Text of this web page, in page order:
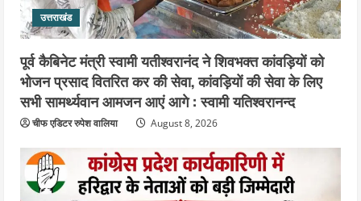
उत्तराखंड
पूर्व कैबिनेट मंत्री स्वामी यतीश्वरानंद ने शिवभक्त कांवड़ियों को
भोजन प्रसाद वितरित कर की सेवा, कांवड़ियों की सेवा के लिए
सभी सामर्थ्यवान आमजन आएं आगे : स्वामी यतिश्वरानन्द
चीफ एडिटर रुपेश वालिया August 8, 2026